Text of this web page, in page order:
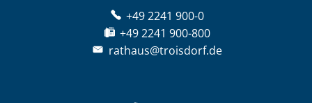
+49 2241 900-0
+49 2241 900-800
rathaus@troisdorf.de